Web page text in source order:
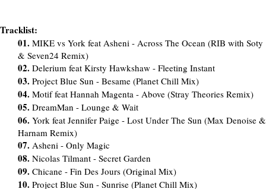
Tracklist:
01. MIKE vs York feat Asheni - Across The Ocean (RIB with Soty
& Seven24 Remix)
02. Delerium feat Kirsty Hawkshaw - Fleeting Instant
03. Project Blue Sun - Besame (Planet Chill Mix)
04. Motif feat Hannah Magenta - Above (Stray Theories Remix)
05. DreamMan - Lounge & Wait
06. York feat Jennifer Paige - Lost Under The Sun (Max Denoise &
Harnam Remix)
07. Asheni - Only Magic
08. Nicolas Tilmant - Secret Garden
09. Chicane - Fin Des Jours (Original Mix)
10. Project Blue Sun - Sunrise (Planet Chill Mix)